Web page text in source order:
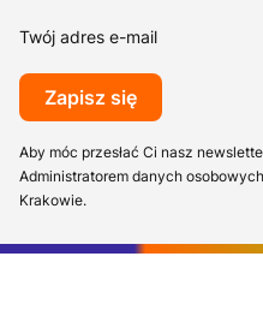
Twój adres e-mail
Zapisz się
Aby móc przesłać Ci nasz
Administratorem danych
Krakowie.